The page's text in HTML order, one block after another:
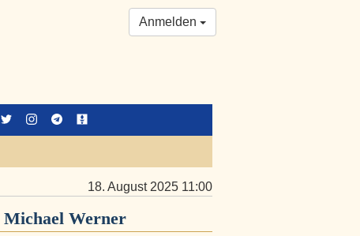
Anmelden
18. August 2025 11:00
Michael Werner